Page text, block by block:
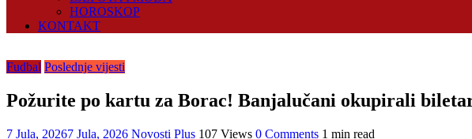
HOROSKOP
KONTAKT
Fudbal Poslednje vijesti
Požurite po kartu za Borac! Banjalučani okupirali
7 Jula, 20267 Jula, 2026 Novosti Plus 107 Views 0 Comments 1 min read